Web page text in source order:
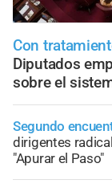
Con
Diputados
sobre el
Segundo
dirigentes
"Apurar el Paso"